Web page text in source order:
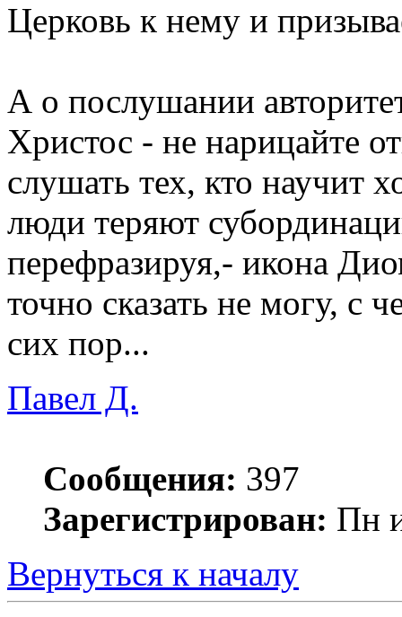
Церковь к нему и
А о послушании
Христос - не нарицайте
слушать тех, кто научит
люди теряют
перефразируя,- икона
точно сказать не могу, с
сих пор...
Павел Д.
Сообщения: 397
Зарегистрирован: Пн
Вернуться к началу